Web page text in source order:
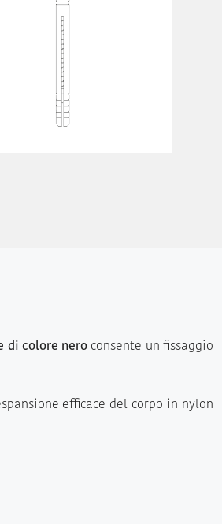
di colore nero consente un fissaggio
efficace del corpo in nylon